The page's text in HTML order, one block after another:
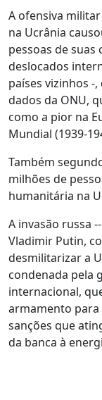
A ofensiva
na Ucrânia
pessoas de suas
deslocados
países vizinhos -
dados da ONU,
como a pior na
Mundial (1939-
Também
milhões de
humanitária na
A invasão russa
Vladimir Putin,
desmilitarizar a
condenada pela
internacional,
armamento para
sanções que
da banca à